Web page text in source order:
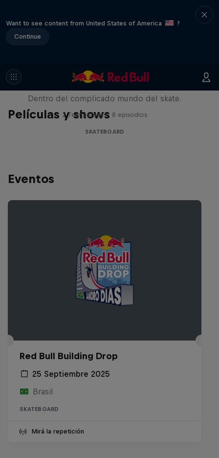
Want to see content from United States of America
?
Continue
Películas y shows
Pushing Forward
Dentro del complicado mundo del skate.
2 Termporadas · 8 episodios
SKATEBOARD
Eventos
Red Bull Building Drop
25 Septiembre 2025
Brasil
SKATEBOARD
Mirá la repetición